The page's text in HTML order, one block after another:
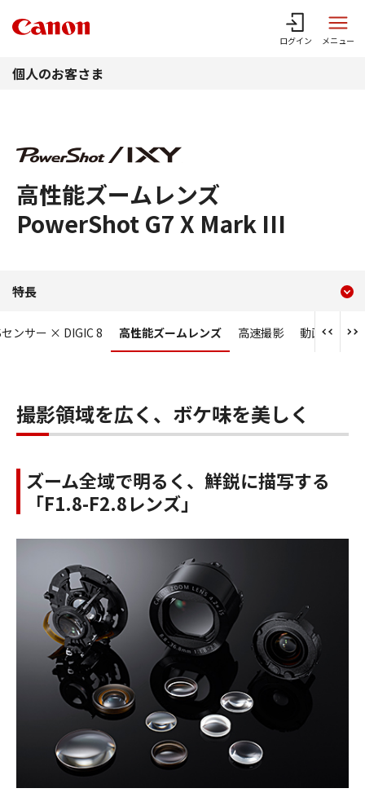
ログイン メニュー
個人のお客さま
高性能ズームレンズ
PowerShot G7 X Mark III
高性能ズームレンズ
特長
ンサー × DIGIC 8 高性能ズームレンズ 高速撮影 動画撮影
撮影領域を広く、ボケ味を美しく
ズーム全域で明るく、鮮鋭に描写する
「F1.8-F2.8レンズ」